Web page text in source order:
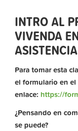
INTRO AL
VIVENDA
ASISTENCIA
Para tomar esta
el formulario en
enlace: https://
¿Pensando en
se puede?